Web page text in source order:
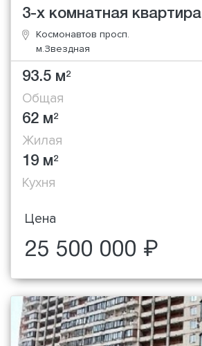
3-х комнатная квартира
Космонавтов просп.
м.Звездная
93.5 м2
Общая
62 м2
Жилая
19 м2
Кухня
Цена
25 500 000 ₽